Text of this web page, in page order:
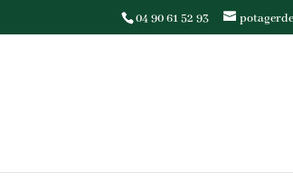
04 90 61 52 93